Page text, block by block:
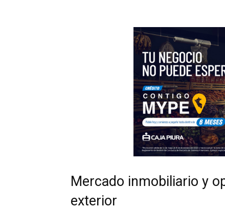
Mercado inmobiliario y
exterior